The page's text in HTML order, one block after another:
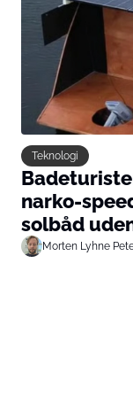
Teknologi
narko-
solbåd
Morten Lyhne